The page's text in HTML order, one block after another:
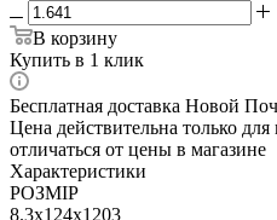
В корзину
Купить в 1 клик
Бесплатная доставка Новой
Цена действительна только
отличаться от цены в магазине
Характеристики
РОЗМІР
8.3x124x1203